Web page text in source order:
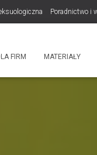
Poradnictwo i
FIRM MATERIAŁY